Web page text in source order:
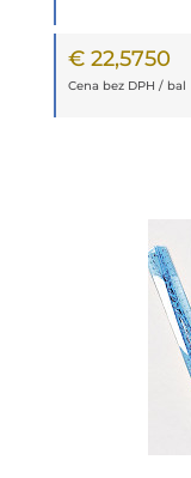
€ 22,5750
Cena bez DPH / bal